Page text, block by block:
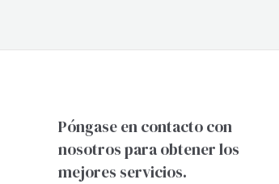
Póngase en contacto con
nosotros para obtener los
mejores servicios.